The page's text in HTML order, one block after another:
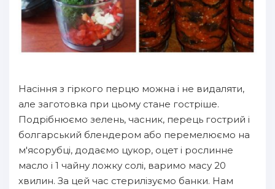
Насіння з гіркого перцю можна і не видаляти,
але заготовка при цьому стане гостріше.
Подрібнюємо зелень, часник, перець гострий і
болгарський блендером або перемелюємо на
м'ясорубці, додаємо цукор, оцет і рослинне
масло і 1 чайну ложку солі, варимо масу 20
хвилин. За цей час стерилізуємо банки. Нам